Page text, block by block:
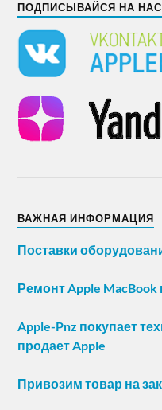
ПОДПИСЫВАЙСЯ НА НАС
ВАЖНАЯ ИНФОРМАЦИЯ
Поставки
Ремонт Apple MacBook
Apple-Pnz покупает
продает Apple
Привозим товар на